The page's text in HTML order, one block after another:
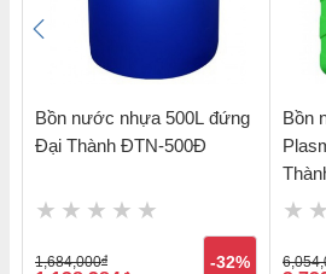
Bồn nước nhựa 500L đứng
Đại Thành ĐTN-500Đ
1,684,000đ -32%
Bồn